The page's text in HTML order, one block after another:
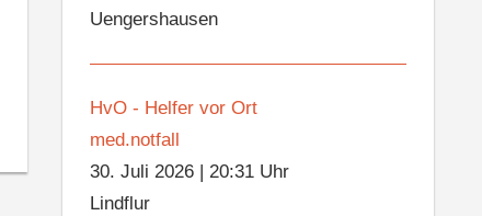
Uengershausen
HvO - Helfer vor Ort
med.notfall
30. Juli 2026 |20:31 Uhr
Lindflur